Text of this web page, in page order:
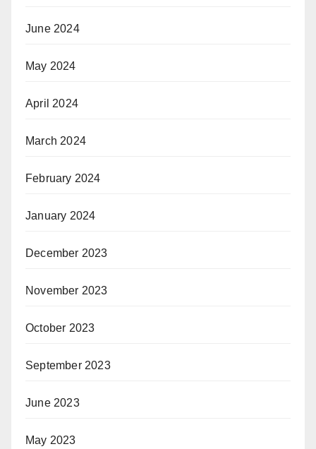
June 2024
May 2024
April 2024
March 2024
February 2024
January 2024
December 2023
November 2023
October 2023
September 2023
June 2023
May 2023